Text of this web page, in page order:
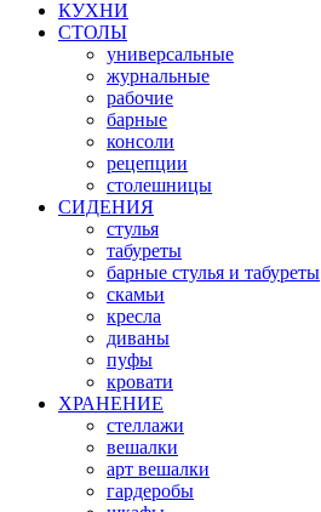
КУХНИ
СТОЛЫ
универсальные
журнальные
рабочие
барные
консоли
рецепции
столешницы
СИДЕНИЯ
стулья
табуреты
барные стулья и табуреты
скамьи
кресла
диваны
пуфы
кровати
ХРАНЕНИЕ
стеллажи
вешалки
арт вешалки
гардеробы